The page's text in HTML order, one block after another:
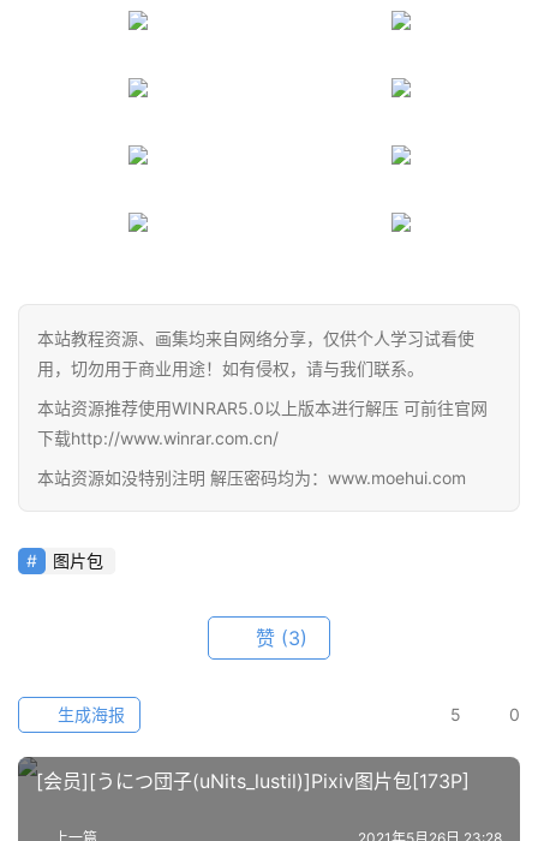
会
资
源
开
素
萌
绘
本站教程资源、画集均来自网络分享，仅供个人学习试看使
用，切勿用于商业用途！如有侵权，请与我们联系。
本站资源推荐使用WINRAR5.0以上版本进行解压 可前往官网
下载http://www.winrar.com.cn/
本站资源如没特别注明 解压密码均为：www.moehui.com
图片包
赞 (3)
5 0
生成海报
[会员][うにつ団子(uNits_lustil)]Pixiv图片包[173P]